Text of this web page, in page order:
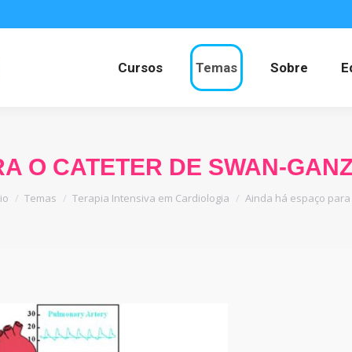
Cursos Temas Sobre
O CATETER DE SWAN-
está aqui:
Temas Terapia Intensiva em Cardiologia Ainda há espaço